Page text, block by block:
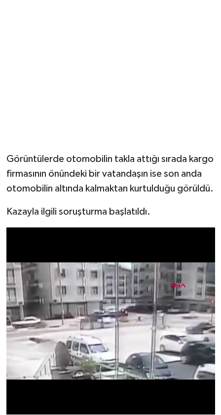
Görüntülerde otomobilin takla attığı sırada kargo
firmasının önündeki bir vatandaşın ise son anda
otomobilin altında kalmaktan kurtulduğu görüldü.
Kazayla ilgili soruşturma başlatıldı.